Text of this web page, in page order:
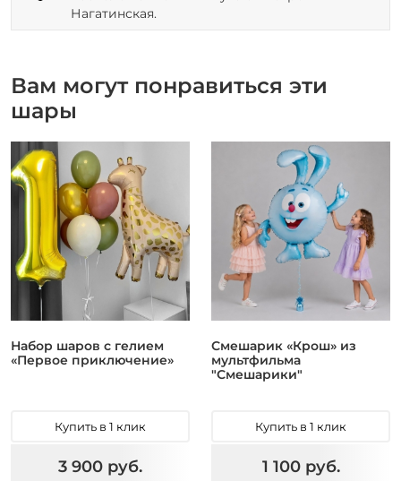
Нагатинская.
Вам могут понравиться эти
шары
Набор шаров с гелием
«Первое приключение»
Купить в 1 клик
3 900 руб.
Смешарик «Крош» из
мультфильма
"Смешарики"
Купить в 1 клик
1 100 руб.